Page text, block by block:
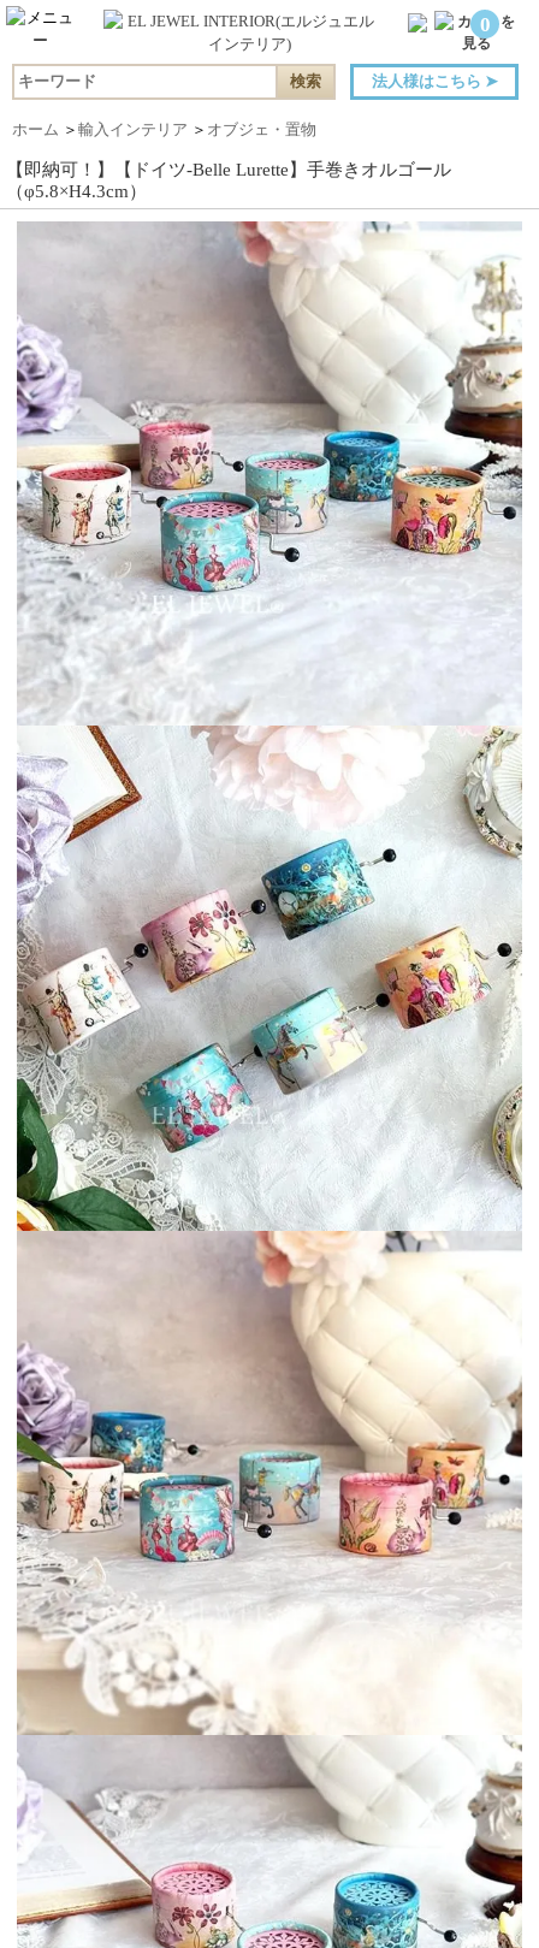
0
法人様はこちら ➤
ホーム ＞ 輸入インテリア ＞ オブジェ・置物
【即納可！】【ドイツ-Belle Lurette】手巻きオルゴール
（φ5.8×H4.3cm）